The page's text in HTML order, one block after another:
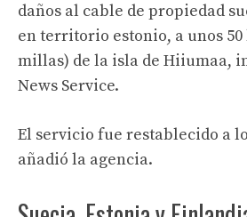
daños al cable de propiedad
en territorio estonio, a unos
millas) de la isla de Hiiumaa,
News Service.
El servicio fue restablecido a
añadió la agencia.